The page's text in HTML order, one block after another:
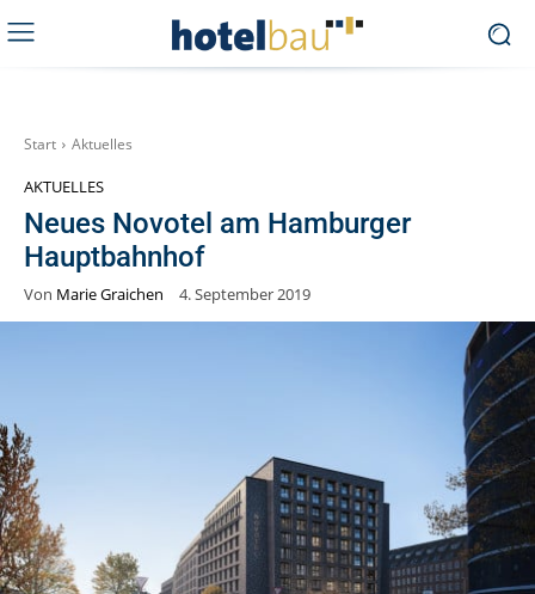
Start Aktuelles
AKTUELLES
Neues Novotel am Hamburger
Hauptbahnhof
Von Marie Graichen 4. September 2019